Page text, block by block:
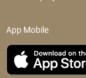
App Mobile